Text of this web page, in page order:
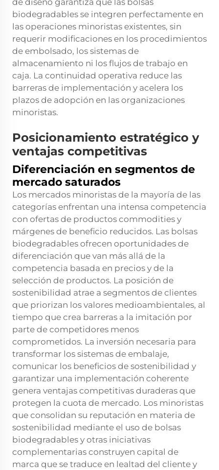
de diseño garantiza que las bolsas
biodegradables se integren perfectamente en
las operaciones minoristas existentes, sin
requerir modificaciones en los procedimientos
de embolsado, los sistemas de
almacenamiento ni los flujos de trabajo en
caja. La continuidad operativa reduce las
barreras de implementación y acelera los
plazos de adopción en las organizaciones
minoristas.
Posicionamiento estratégico y
ventajas competitivas
Diferenciación en segmentos de
mercado saturados
Los mercados minoristas de la mayoría de las
categorías enfrentan una intensa competencia
con ofertas de productos commodities y
márgenes de beneficio reducidos. Las bolsas
biodegradables ofrecen oportunidades de
diferenciación que van más allá de la
competencia basada en precios y de la
selección de productos. La posición de
sostenibilidad atrae a segmentos de clientes
que priorizan los valores medioambientales, al
tiempo que crea barreras a la imitación por
parte de competidores menos
comprometidos. La inversión necesaria para
transformar los sistemas de embalaje,
comunicar los beneficios de sostenibilidad y
garantizar una implementación coherente
genera ventajas competitivas duraderas que
protegen la cuota de mercado. Los minoristas
que consolidan su reputación en materia de
sostenibilidad mediante el uso de bolsas
biodegradables y otras iniciativas
complementarias construyen capital de
marca que se traduce en lealtad del cliente y